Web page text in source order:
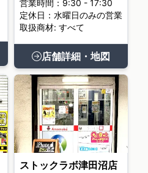
営業時間：9:30 - 17:30
定休日：水曜日のみの営業
取扱商材: すべて
店舗詳細・地図
ストックラボ津田沼店